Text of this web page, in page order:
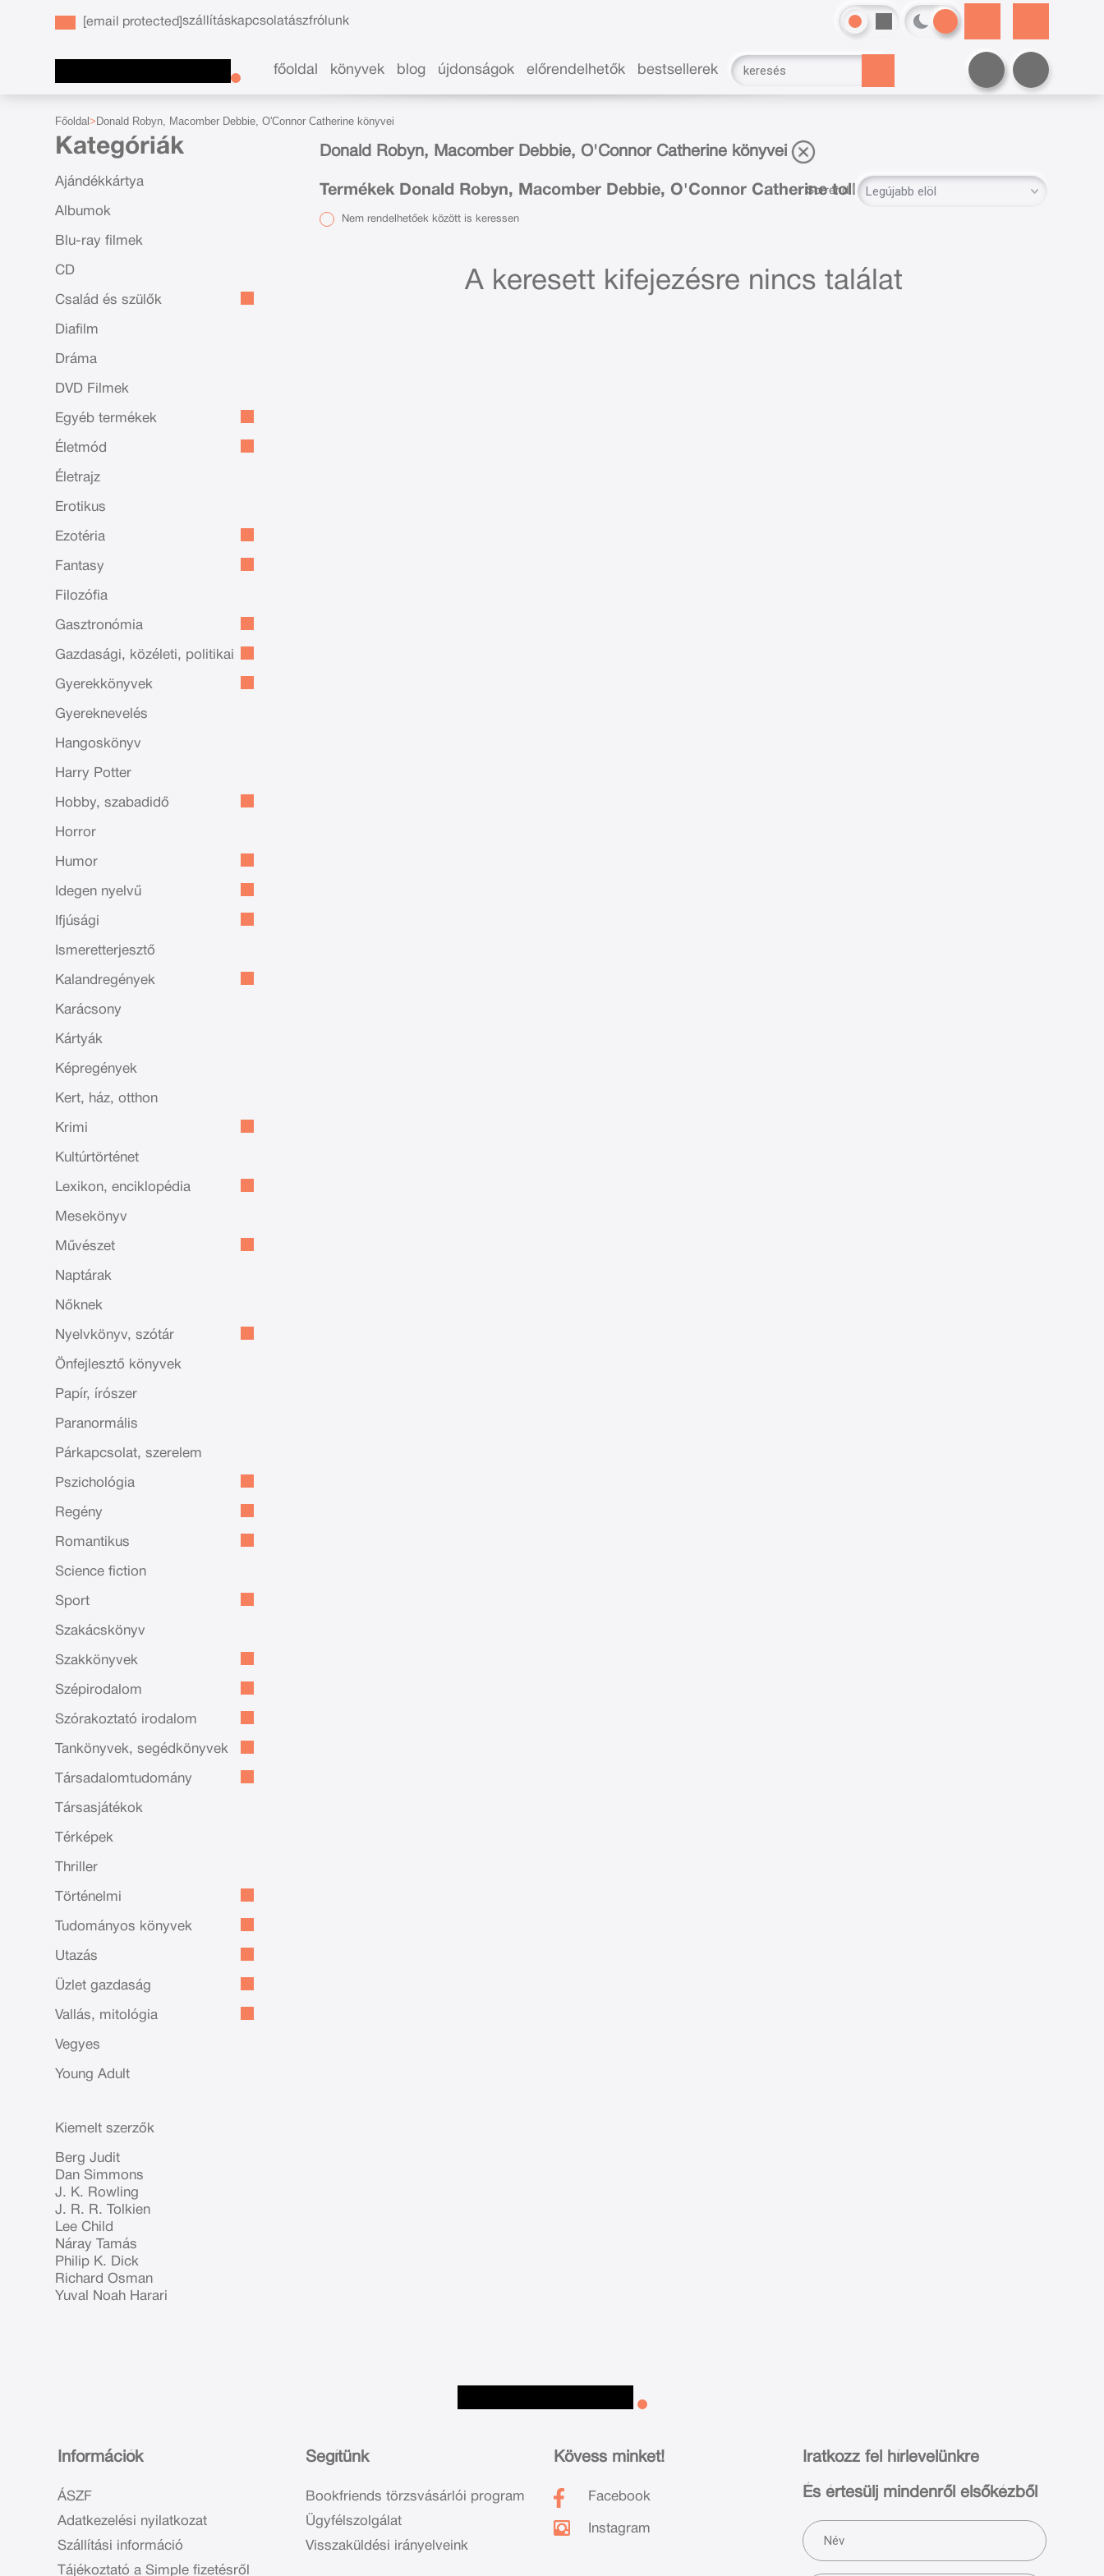
[email protected]szállításkapcsolatászfrólunk
főoldal könyvek blog újdonságok előrendelhetők bestsellerek
Főoldal Donald Robyn, Macomber Debbie, O'Connor Catherine könyvei
Kategóriák
Ajándékkártya
Albumok
Blu-ray filmek
CD
Család és szülők
Diafilm
Dráma
DVD Filmek
Egyéb termékek
Életmód
Életrajz
Erotikus
Ezotéria
Fantasy
Filozófia
Gasztronómia
Gazdasági, közéleti, politikai
Gyerekkönyvek
Gyereknevelés
Hangoskönyv
Harry Potter
Hobby, szabadidő
Horror
Humor
Idegen nyelvű
Ifjúsági
Ismeretterjesztő
Kalandregények
Karácsony
Kártyák
Képregények
Kert, ház, otthon
Krimi
Kultúrtörténet
Lexikon, enciklopédia
Mesekönyv
Művészet
Naptárak
Nőknek
Nyelvkönyv, szótár
Önfejlesztő könyvek
Papír, írószer
Paranormális
Párkapcsolat, szerelem
Pszichológia
Regény
Romantikus
Science fiction
Sport
Szakácskönyv
Szakkönyvek
Szépirodalom
Szórakoztató irodalom
Tankönyvek, segédkönyvek
Társadalomtudomány
Társasjátékok
Térképek
Thriller
Történelmi
Tudományos könyvek
Utazás
Üzlet gazdaság
Vallás, mitológia
Vegyes
Young Adult
Kiemelt szerzők
Berg Judit
Dan Simmons
J. K. Rowling
J. R. R. Tolkien
Lee Child
Náray Tamás
Philip K. Dick
Richard Osman
Yuval Noah Harari
Donald Robyn, Macomber Debbie, O'Connor Catherine könyvei
Termékek Donald Robyn, Macomber Debbie, O'Connor Catherine tollából
Sorrend:
Nem rendelhetőek között is keressen
A keresett kifejezésre nincs találat
Információk
ÁSZF
Adatkezelési nyilatkozat
Szállítási információ
Tájékoztató a Simple fizetésről
Segítünk
Bookfriends törzsvásárlói program
Ügyfélszolgálat
Visszaküldési irányelveink
Kövess minket!
Facebook
Instagram
Iratkozz fel hírlevelünkre
És értesülj mindenről elsőkézből